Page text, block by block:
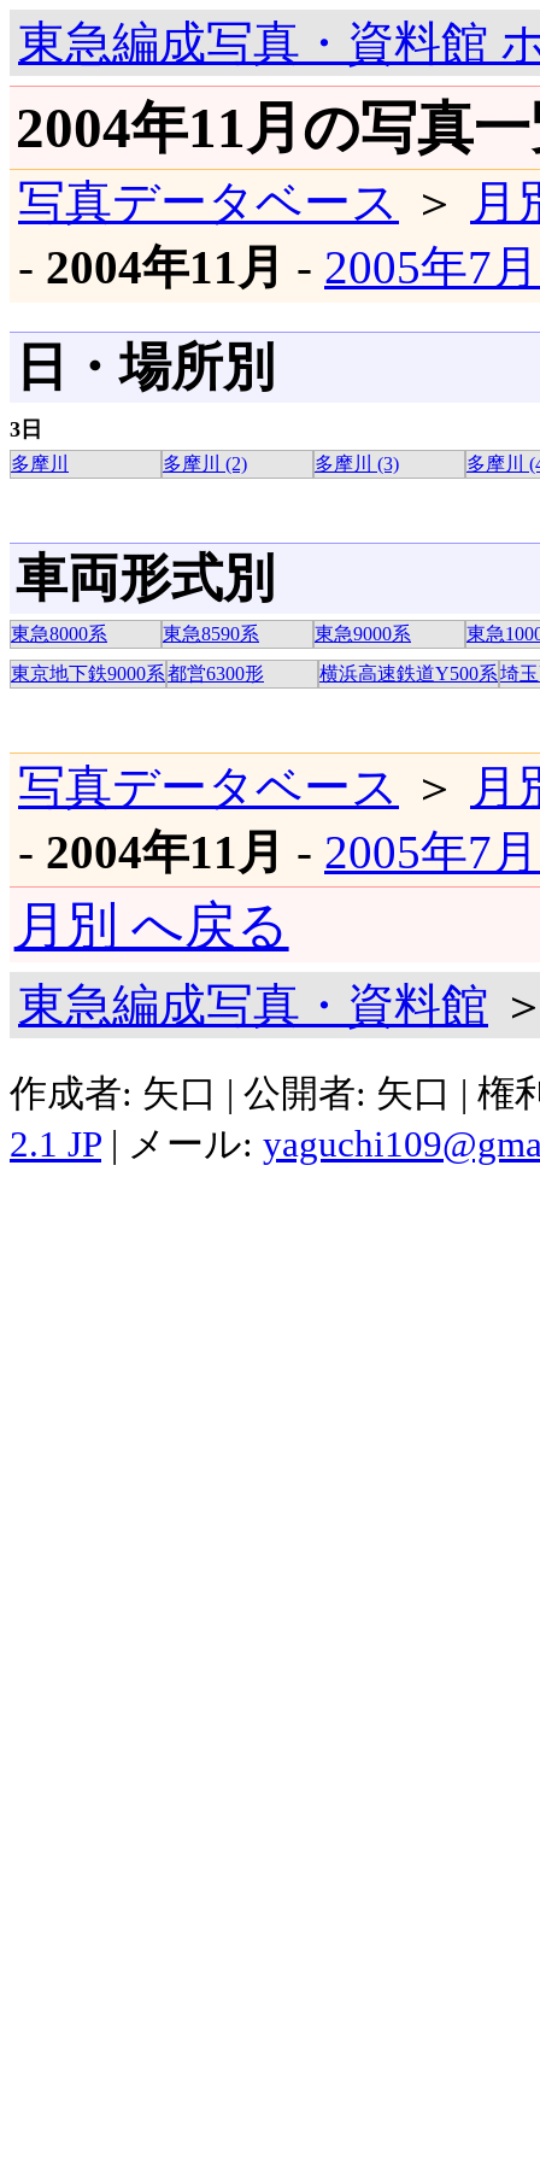
東急編成写真・資料館
2004年11月の写真
写真データベース ＞
月
- 2004年11月 - 2005年7
日・場所別
3日
多摩川 多摩川 (2) 多摩川 (3) 多摩川
車両形式別
東急8000系 東急8590系 東急9000系
東急
東京地下鉄9000系都営6300形 横浜高速鉄道Y500系埼
写真データベース ＞
月
- 2004年11月 - 2005年7
月別 へ戻る
東急編成写真・資料館
作成者: 矢口 | 公開者: 矢口 |
2.1 JP | メール: